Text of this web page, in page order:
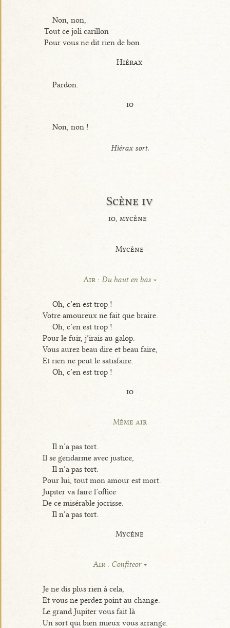
Non, non,
Tout ce joli carillon
Pour vous ne dit rien de bon.
Hiérax
Pardon.
io
Non, non !
Hiérax sort.
Scène iv
io, mycène
Mycène
Air :Du haut en bas
Oh, c’en est trop !
Votre amoureux ne fait que braire.
Oh, c’en est trop !
Pour le fuir, j’irais au galop.
Vous aurez beau dire et beau faire,
Et rien ne peut le satisfaire.
Oh, c’en est trop !
io
Même air
Il n’a pas tort.
Il se gendarme avec justice,
Il n’a pas tort.
Pour lui, tout mon amour est mort.
Jupiter va faire l’office
De ce misérable jocrisse.
Il n’a pas tort.
Mycène
Air : Confiteor
Je ne dis plus rien à cela,
Et vous ne perdez point au change.
Le grand Jupiter vous fait là
Un sort qui bien mieux vous arrange.